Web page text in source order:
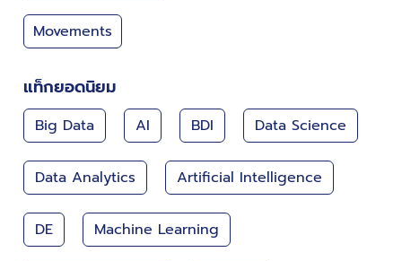
Movements
แท็กยอดนิยม
Big Data AI BDI Data Science
Data Analytics Artificial Intelligence
DE Machine Learning